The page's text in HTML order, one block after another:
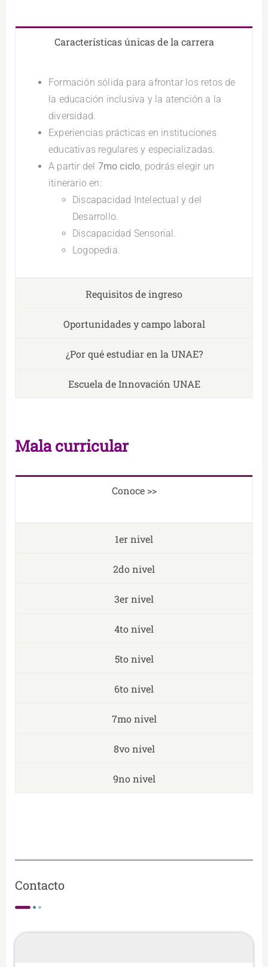
Características únicas de la carrera
Formación sólida para afrontar los retos de
la educación inclusiva y la atención a la
diversidad.
Experiencias prácticas en instituciones
educativas regulares y especializadas.
A partir del 7mo ciclo, podrás elegir un
itinerario en:
Discapacidad Intelectual y del
Desarrollo.
Discapacidad Sensorial.
Logopedia.
Requisitos de ingreso
Oportunidades y campo laboral
¿Por qué estudiar en la UNAE?
Escuela de Innovación UNAE
Mala curricular
Conoce >>
1er nivel
2do nivel
3er nivel
4to nivel
5to nivel
6to nivel
7mo nivel
8vo nivel
9no nivel
Contacto